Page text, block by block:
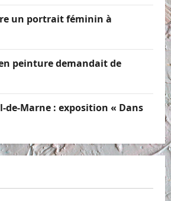
un portrait féminin à
peinture demandait de
de-Marne : exposition « Dans